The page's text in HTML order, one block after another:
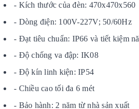
- Kích thước của đèn: 470x470x560
- Dòng điện: 100V-227V; 50/60Hz
- Đạt tiêu chuẩn: IP66 và tiết kiệm
- Độ chống va đập: IK08
- Độ kín linh kiện: IP54
- Chiều cao tối đa 6 mét
- Bảo hành: 2 năm từ nhà sản xuất